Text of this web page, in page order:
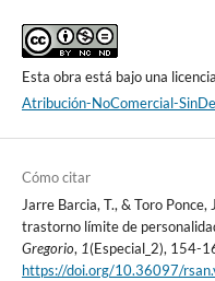
Esta obra está bajo una
Atribución-NoComercial-
Cómo citar
Jarre Barcia, T., & Toro
trastorno límite de
Gregorio, 1(Especial_2), 154-
https://doi.org/10.36097/